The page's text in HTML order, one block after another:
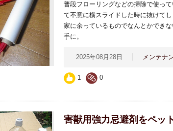
普段フローリングなどの掃除で使っ
て不意に横スライドした時に抜けて
家に余っているものでなんとかでき
手に。
2025年08月28日 メンテナ
1 0
害獣用強力忌避剤をペッ